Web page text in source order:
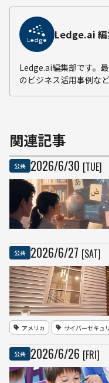
Ledge.ai 編
Ledge.ai編集部です。
のビジネス活用事例な
関連記事
公共 2026/6/30 [TUE]
公共 2026/6/27 [SAT]
アメリカ サイバーセキュ
公共 2026/6/26 [FRI]